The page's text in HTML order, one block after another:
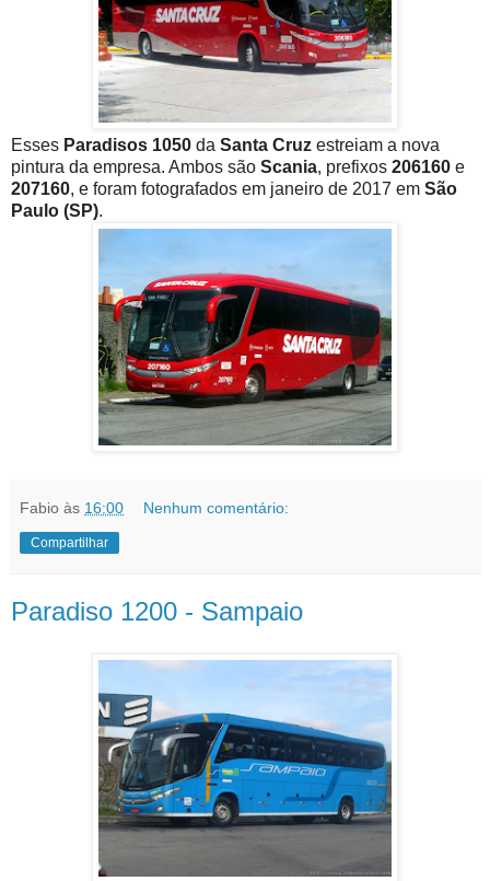
Esses Paradisos 1050 da Santa Cruz estreiam a nova
pintura da empresa. Ambos são Scania, prefixos 206160 e
207160, e foram fotografados em janeiro de 2017 em São
Paulo (SP).
Fabio às 16:00 Nenhum comentário:
Compartilhar
Paradiso 1200 - Sampaio